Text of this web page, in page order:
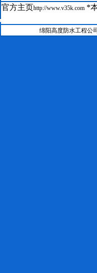
23--绵阳房屋维修聚合物水泥防水
25-- 绵阳科茂防水补漏加固工程有
官方主页http://www.v35k.com *
绵阳高度防水工程公司